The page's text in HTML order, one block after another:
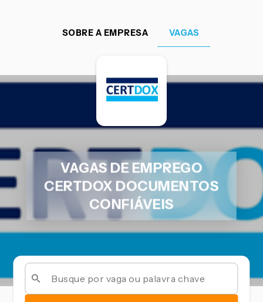
SOBRE A EMPRESA VAGAS
VAGAS DE EMPREGO
CERTDOX DOCUMENTOS
CONFIÁVEIS